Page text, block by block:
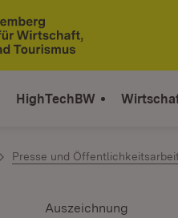
HighTechBW
Presse und Öffentlichkeitsarbeit
Auszeichnung